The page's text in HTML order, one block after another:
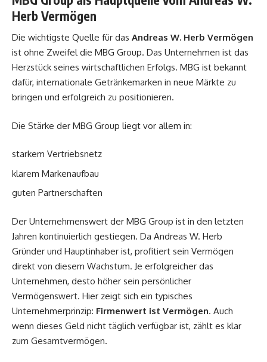
Herb Vermögen
Die wichtigste Quelle für das Andreas W. Herb Vermögen
ist ohne Zweifel die MBG Group. Das Unternehmen ist das
Herzstück seines wirtschaftlichen Erfolgs. MBG ist bekannt
dafür, internationale Getränkemarken in neue Märkte zu
bringen und erfolgreich zu positionieren.
Die Stärke der MBG Group liegt vor allem in:
starkem Vertriebsnetz
klarem Markenaufbau
guten Partnerschaften
Der Unternehmenswert der MBG Group ist in den letzten
Jahren kontinuierlich gestiegen. Da Andreas W. Herb
Gründer und Hauptinhaber ist, profitiert sein Vermögen
direkt von diesem Wachstum. Je erfolgreicher das
Unternehmen, desto höher sein persönlicher
Vermögenswert. Hier zeigt sich ein typisches
Unternehmerprinzip: Firmenwert ist Vermögen. Auch
wenn dieses Geld nicht täglich verfügbar ist, zählt es klar
zum Gesamtvermögen.